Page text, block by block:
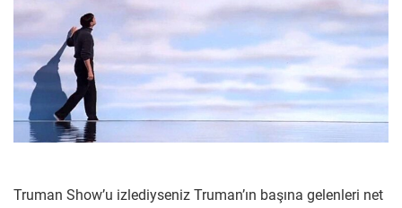
Truman Show’u izlediyseniz Truman’ın başına gelenleri net